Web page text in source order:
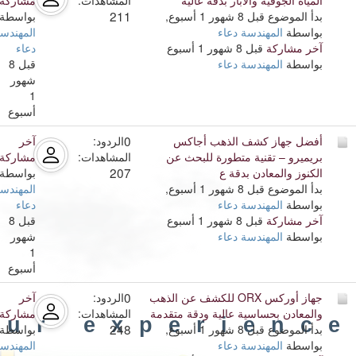
experience
بدأ الموضوع قبل 8 شهور 1 أسبوع,
بواسطة المهندسة دعاء
آخر مشاركة قبل 8 شهور 1 أسبوع
بواسطة المهندسة دعاء
211
بواسطة
دعاء
قبل 8
شهور
1
أسبوع
أفضل جهاز كشف الذهب أجاكس
بريميرو – تقنية متطورة للبحث عن
الكنوز والمعادن بدقة ع
بدأ الموضوع قبل 8 شهور 1 أسبوع,
بواسطة المهندسة دعاء
آخر مشاركة قبل 8 شهور 1 أسبوع
بواسطة المهندسة دعاء
الردود:0
المشاهدات:
207
آخر
مشاركة
بواسطة
دعاء
قبل 8
شهور
1
أسبوع
جهاز أوركس ORX للكشف عن الذهب
والمعادن بحساسية عالية ودقة متقدمة
بدأ الموضوع قبل 8 شهور 1 أسبوع,
بواسطة المهندسة دعاء
الردود:0
المشاهدات:
248
آخر
مشاركة
بواسطة